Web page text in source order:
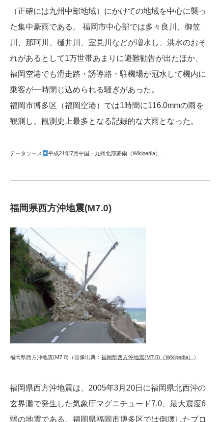
（正確には九州中部地域）にかけての地域を中心に襲っ
た集中豪雨である。 福岡市中心部では多々良川、御笠
川、那珂川、樋井川、室見川などが増水し、洪水のおそ
れがあるとして1万世帯あまりに避難勧告が出たほか、
福岡空港でも滑走路・誘導路・駐機場が冠水して機内に
乗客が一時閉じ込められる騒ぎがあった。
福岡市博多区（福岡空港）では1時間に116.0mmの雨を
観測し、観測史上最多となる記録的な大雨となった。
データソース 平成21年7月中国・九州北部豪雨（Wikipedia）
福岡県西方沖地震(M7.0)
福岡県西方沖地震(M7.0)（画像出典： 福岡県西方沖地震(M7.0)（Wikipedia） ）
福岡県西方沖地震は、2005年3月20日に福岡県北西沖の
玄界灘で発生した気象庁マグニチュード7.0、最大震度6
弱の地震である。福岡県福岡市博多区では倒壊したブロ